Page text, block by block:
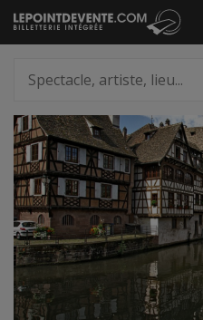
Passer
au
artiste,
lieu...